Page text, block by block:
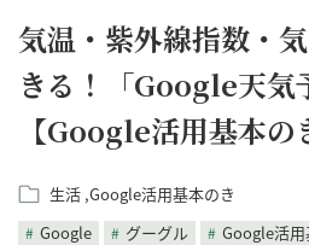
気温・紫外線指数・
きる！「Google天気
【Google活用基本の
生活 Google活用基本のき
Google
グーグル Google活用